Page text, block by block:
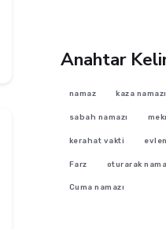
Anahtar
namaz kaza namazı
sabah namazı
kerahat vakti
Farz oturarak
Cuma namazı